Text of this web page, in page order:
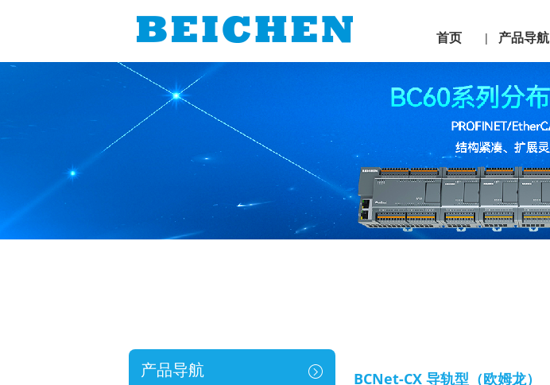
首页 | 产品导航
产品导航 BCNet-CX 导轨型（欧姆龙）